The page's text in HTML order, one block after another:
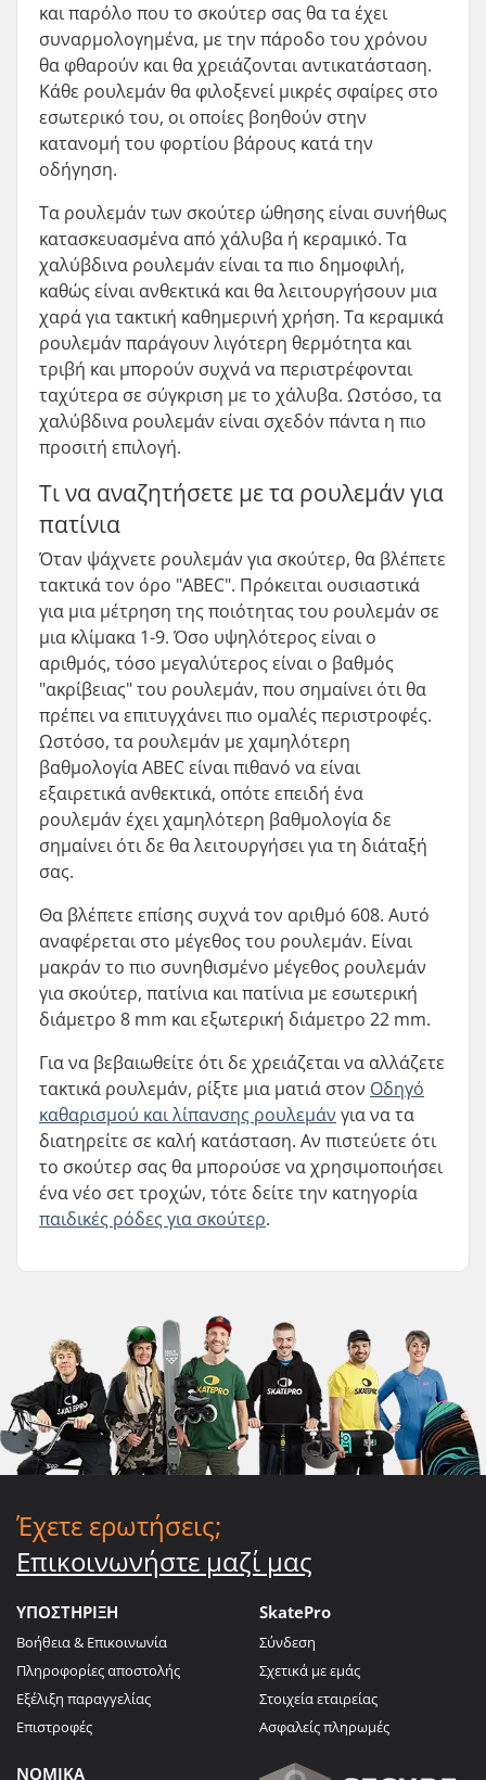
και παρόλο που το σκούτερ σας θα τα έχει
συναρμολογημένα, με την πάροδο του χρόνου
θα φθαρούν και θα χρειάζονται αντικατάσταση.
Κάθε ρουλεμάν θα φιλοξενεί μικρές σφαίρες στο
εσωτερικό του, οι οποίες βοηθούν στην
κατανομή του φορτίου βάρους κατά την
οδήγηση.
Τα ρουλεμάν των σκούτερ ώθησης είναι συνήθως
κατασκευασμένα από χάλυβα ή κεραμικό. Τα
χαλύβδινα ρουλεμάν είναι τα πιο δημοφιλή,
καθώς είναι ανθεκτικά και θα λειτουργήσουν μια
χαρά για τακτική καθημερινή χρήση. Τα κεραμικά
ρουλεμάν παράγουν λιγότερη θερμότητα και
τριβή και μπορούν συχνά να περιστρέφονται
ταχύτερα σε σύγκριση με το χάλυβα. Ωστόσο, τα
χαλύβδινα ρουλεμάν είναι σχεδόν πάντα η πιο
προσιτή επιλογή.
Τι να αναζητήσετε με τα ρουλεμάν για
πατίνια
Όταν ψάχνετε ρουλεμάν για σκούτερ, θα βλέπετε
τακτικά τον όρο "ABEC". Πρόκειται ουσιαστικά
για μια μέτρηση της ποιότητας του ρουλεμάν σε
μια κλίμακα 1-9. Όσο υψηλότερος είναι ο
αριθμός, τόσο μεγαλύτερος είναι ο βαθμός
"ακρίβειας" του ρουλεμάν, που σημαίνει ότι θα
πρέπει να επιτυγχάνει πιο ομαλές περιστροφές.
Ωστόσο, τα ρουλεμάν με χαμηλότερη
βαθμολογία ABEC είναι πιθανό να είναι
εξαιρετικά ανθεκτικά, οπότε επειδή ένα
ρουλεμάν έχει χαμηλότερη βαθμολογία δε
σημαίνει ότι δε θα λειτουργήσει για τη διάταξή
σας.
Θα βλέπετε επίσης συχνά τον αριθμό 608. Αυτό
αναφέρεται στο μέγεθος του ρουλεμάν. Είναι
μακράν το πιο συνηθισμένο μέγεθος ρουλεμάν
για σκούτερ, πατίνια και πατίνια με εσωτερική
διάμετρο 8 mm και εξωτερική διάμετρο 22 mm.
Για να βεβαιωθείτε ότι δε χρειάζεται να αλλάζετε
τακτικά ρουλεμάν, ρίξτε μια ματιά στον Οδηγό
καθαρισμού και λίπανσης ρουλεμάν για να τα
διατηρείτε σε καλή κατάσταση. Αν πιστεύετε ότι
το σκούτερ σας θα μπορούσε να χρησιμοποιήσει
ένα νέο σετ τροχών, τότε δείτε την κατηγορία
παιδικές ρόδες για σκούτερ.
Έχετε ερωτήσεις;
Επικοινωνήστε μαζί μας
ΥΠΟΣΤΗΡΙΞΗ
Βοήθεια & Επικοινωνία
Πληροφορίες αποστολής
Εξέλιξη παραγγελίας
Επιστροφές
SkatePro
Σύνδεση
Σχετικά με εμάς
Στοιχεία εταιρείας
Ασφαλείς πληρωμές
ΝΟΜΙΚΑ